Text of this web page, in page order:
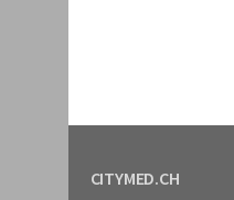
CITYMED.CH